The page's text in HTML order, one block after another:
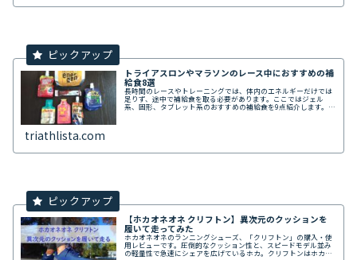
トライアスロンやマラソンのレース中におすすめの補
給食8選
長時間のレースやトレーニングでは、体内のエネルギーだけでは
足りず、途中で補給食を取る必要があります。ここではジェル
系、固形、タブレット系のおすすめの補給食を9点紹介します。ア
triathlista.com
【ホカオネオネ クリフトン】異次元のクッションを
履いて走ってみた
ホカオネオネのランニングシューズ、「クリフトン」の購入・使
用レビューです。圧倒的なクッション性と、スピードモデル並み
の軽量性で急速にシェアを広げているホカ。クリフトンはホカの